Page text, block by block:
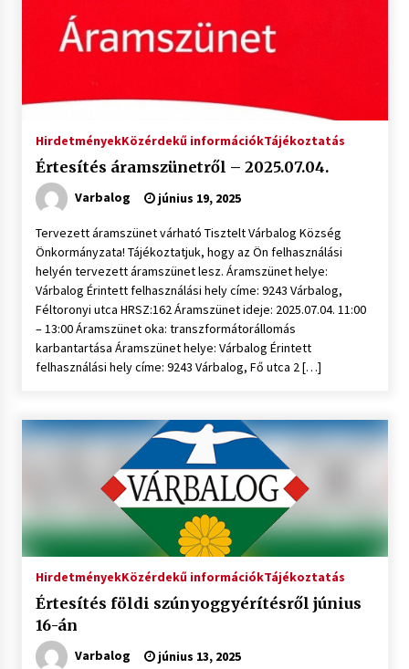
HirdetményekKözérdekű információkTájékoztatás
Értesítés áramszünetről – 2025.07.04.
Varbalog június 19, 2025
Tervezett áramszünet várható Tisztelt Várbalog Község
Önkormányzata! Tájékoztatjuk, hogy az Ön felhasználási
helyén tervezett áramszünet lesz. Áramszünet helye:
Várbalog Érintett felhasználási hely címe: 9243 Várbalog,
Féltoronyi utca HRSZ:162 Áramszünet ideje: 2025.07.04. 11:00
– 13:00 Áramszünet oka: transzformátorállomás
karbantartása Áramszünet helye: Várbalog Érintett
felhasználási hely címe: 9243 Várbalog, Fő utca 2 […]
HirdetményekKözérdekű információkTájékoztatás
Értesítés földi szúnyoggyérítésről június
16-án
Varbalog június 13, 2025